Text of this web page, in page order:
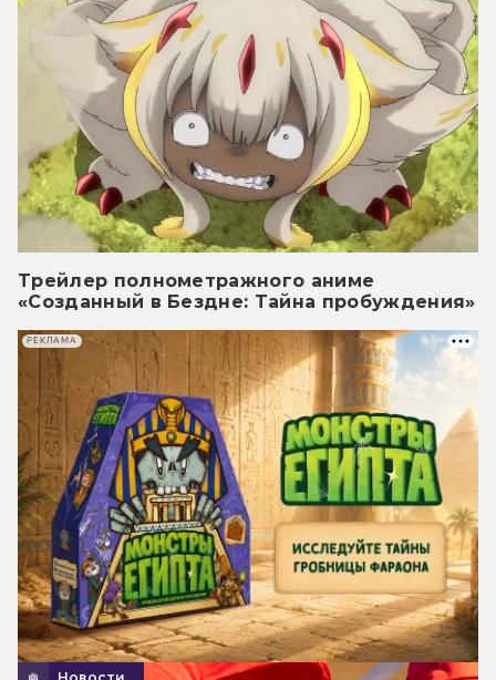
Трейлер полнометражного аниме
«Созданный в Бездне: Тайна пробуждения»
РЕКЛАМА